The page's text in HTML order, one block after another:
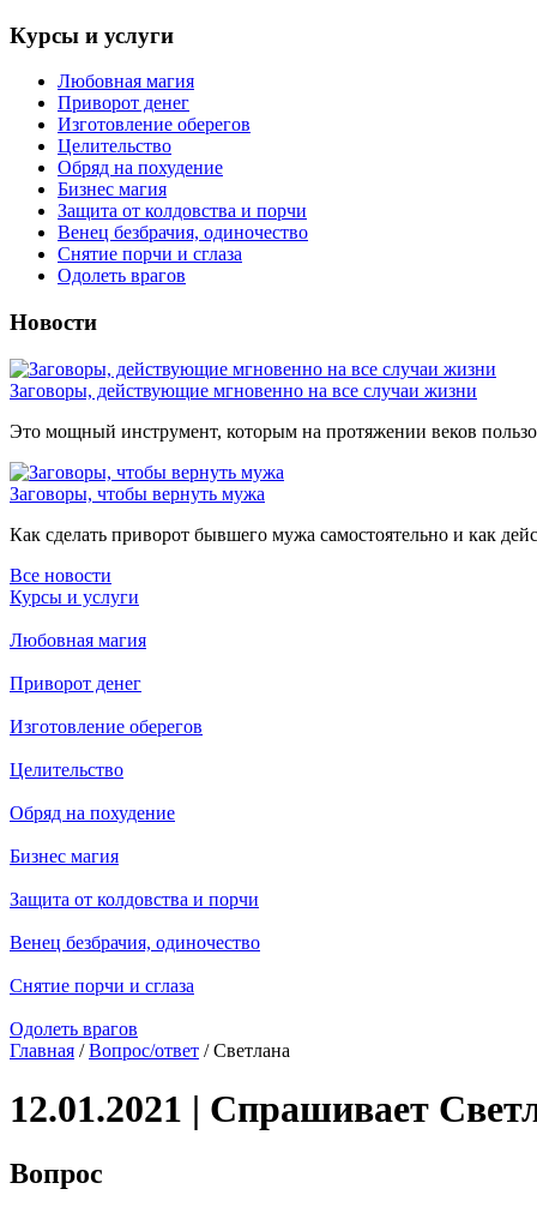
Курсы и услуги
Любовная магия
Приворот денег
Изготовление оберегов
Целительство
Обряд на похудение
Бизнес магия
Защита от колдовства и порчи
Венец безбрачия, одиночество
Снятие порчи и сглаза
Одолеть врагов
Новости
Заговоры, действующие мгновенно на все случаи жизни
Это мощный инструмент, которым на протяжении веков
Заговоры, чтобы вернуть мужа
Как сделать приворот бывшего мужа самостоятельно и как
Все новости
Курсы и услуги
Любовная магия
Приворот денег
Изготовление оберегов
Целительство
Обряд на похудение
Бизнес магия
Защита от колдовства и порчи
Венец безбрачия, одиночество
Снятие порчи и сглаза
Одолеть врагов
Главная /Вопрос/ответ / Светлана
12.01.2021 | Спрашивает
Вопрос